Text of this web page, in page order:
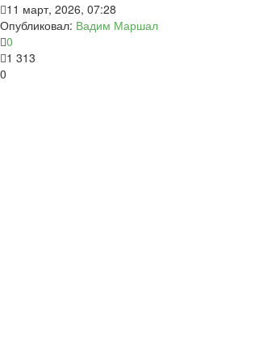
11 март, 2026, 07:28
Опубликовал: Вадим Маршал
0
1 313
0